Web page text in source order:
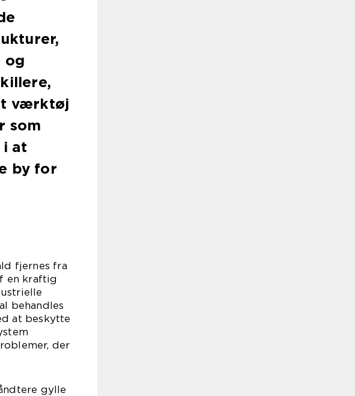
og
værktøj
som
at
by for
fjernes fra
en kraftig
behandles
at beskytte
der
gylle